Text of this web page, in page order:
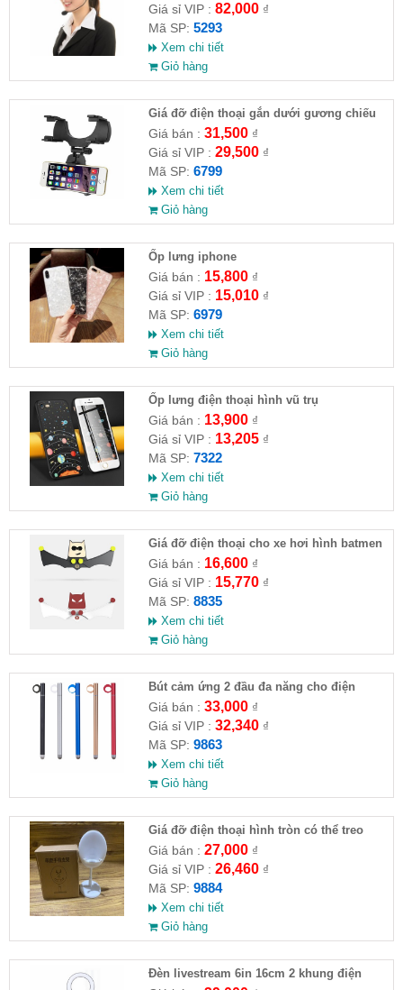
Giá sỉ VIP : 82,000₫
Mã SP: 5293
Xem chi tiết
Giỏ hàng
Giá đỡ điện thoại gắn dưới gương chiếu
hậu xe hơi
Giá bán : 31,500₫
Giá sỉ VIP : 29,500₫
Mã SP: 6799
Xem chi tiết
Giỏ hàng
Ốp lưng iphone
Giá bán : 15,800₫
Giá sỉ VIP : 15,010₫
Mã SP: 6979
Xem chi tiết
Giỏ hàng
Ốp lưng điện thoại hình vũ trụ
Giá bán : 13,900₫
Giá sỉ VIP : 13,205₫
Mã SP: 7322
Xem chi tiết
Giỏ hàng
Giá đỡ điện thoại cho xe hơi hình batmen
Giá bán : 16,600₫
Giá sỉ VIP : 15,770₫
Mã SP: 8835
Xem chi tiết
Giỏ hàng
Bút cảm ứng 2 đầu đa năng cho điện
thoại, máy tính bảng
Giá bán : 33,000₫
Giá sỉ VIP : 32,340₫
Mã SP: 9863
Xem chi tiết
Giỏ hàng
Giá đỡ điện thoại hình tròn có thể treo
móc khoá
Giá bán : 27,000₫
Giá sỉ VIP : 26,460₫
Mã SP: 9884
Xem chi tiết
Giỏ hàng
Đèn livestream 6in 16cm 2 khung điện